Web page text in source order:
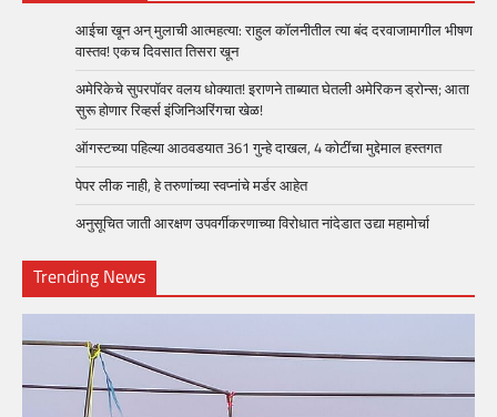
आईचा खून अन् मुलाची आत्महत्या: राहुल कॉलनीतील त्या बंद दरवाजामागील भीषण
वास्तव! एकच दिवसात तिसरा खून
अमेरिकेचे सुपरपॉवर वलय धोक्यात! इराणने ताब्यात घेतली अमेरिकन ड्रोन्स; आता
सुरू होणार रिव्हर्स इंजिनिअरिंगचा खेळ!
ऑगस्टच्या पहिल्या आठवडयात 361 गुन्हे दाखल, 4 कोटींचा मुद्देमाल हस्तगत
पेपर लीक नाही, हे तरुणांच्या स्वप्नांचे मर्डर आहेत
अनुसूचित जाती आरक्षण उपवर्गीकरणाच्या विरोधात नांदेडात उद्या महामोर्चा
Trending News